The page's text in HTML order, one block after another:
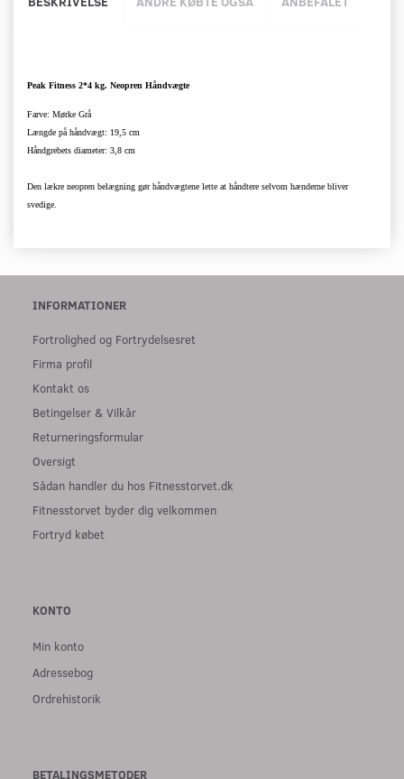
Peak Fitness 2*4 kg. Neopren Håndvægte
Farve: Mørke Grå
Længde på håndvægt: 19,5 cm
Håndgrebets diameter: 3,8 cm
Den lækre neopren belægning gør håndvægtene lette at håndtere selvom hænderne bliver
svedige.
INFORMATIONER
Fortrolighed og Fortrydelsesret
Firma profil
Kontakt os
Betingelser & Vilkår
Returneringsformular
Oversigt
Sådan handler du hos Fitnesstorvet.dk
Fitnesstorvet byder dig velkommen
Fortryd købet
KONTO
Min konto
Adressebog
Ordrehistorik
BETALINGSMETODER